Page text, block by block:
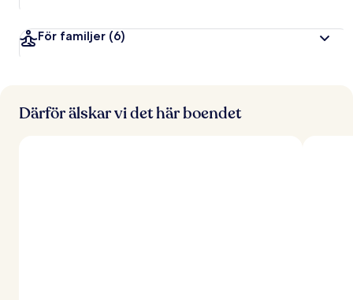
För familjer (6)
Därför älskar vi det här boendet